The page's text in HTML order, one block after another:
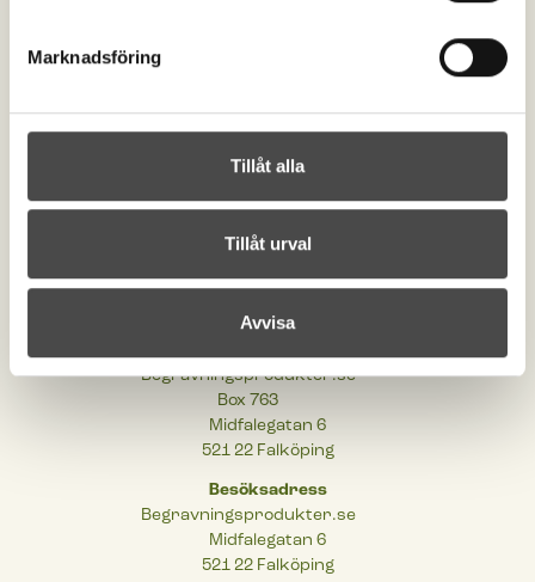
Marknadsföring
Tillåt alla
Tillåt urval
Avvisa
Kontakta oss
order@begravningsprodukter.se
Om begravningsprodukter
Integritetspolicy
Tillgänglighetsinformation
Begravningsprodukter.se
Box 763
Midfalegatan 6
521 22 Falköping
Besöksadress
Begravningsprodukter.se
Midfalegatan 6
521 22 Falköping